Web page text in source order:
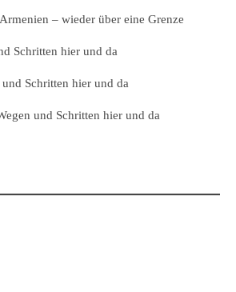
– wieder über eine Grenze
Schritten hier und da
Schritten hier und da
und Schritten hier und da